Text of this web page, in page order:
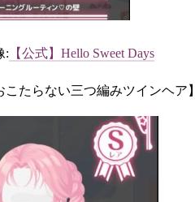
: 【公式】Hello Sweet Days
こたらない三つ編みツインヘア】